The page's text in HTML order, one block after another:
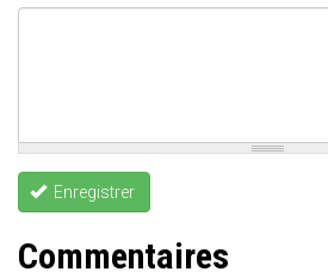
Enregistrer
Commentaires